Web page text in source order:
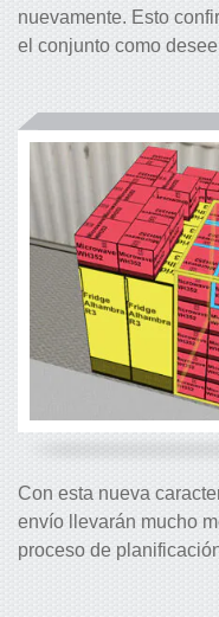
nuevamente. Esto
el conjunto como
Con esta nueva
envío llevarán mucho
proceso de